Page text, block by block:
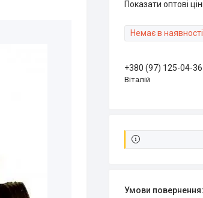
Показати оптові
Немає в наявності
+380 (97) 125-04-36
Віталій